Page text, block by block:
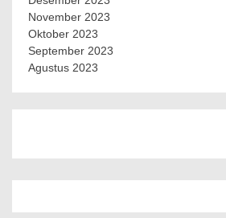
November 2023
Oktober 2023
September 2023
Agustus 2023